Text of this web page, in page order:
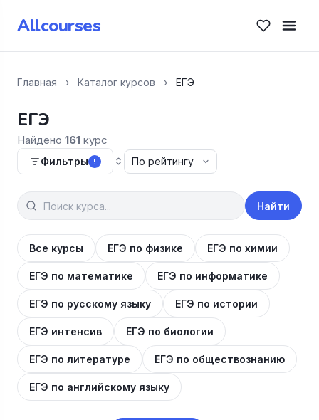
Allcourses
Главная › Каталог курсов › ЕГЭ
ЕГЭ
Найдено 161 курс
Фильтры !
Найти
Все курсы ЕГЭ по физике ЕГЭ по химии
ЕГЭ по математике ЕГЭ по информатике
ЕГЭ по русскому языку ЕГЭ по истории
ЕГЭ интенсив ЕГЭ по биологии
ЕГЭ по литературе ЕГЭ по обществознанию
ЕГЭ по английскому языку